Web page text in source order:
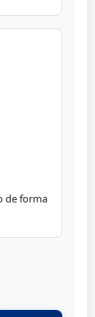
de forma